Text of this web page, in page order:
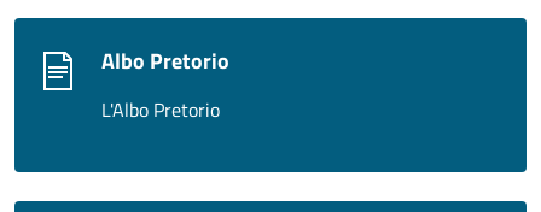
Albo Pretorio
L'Albo Pretorio